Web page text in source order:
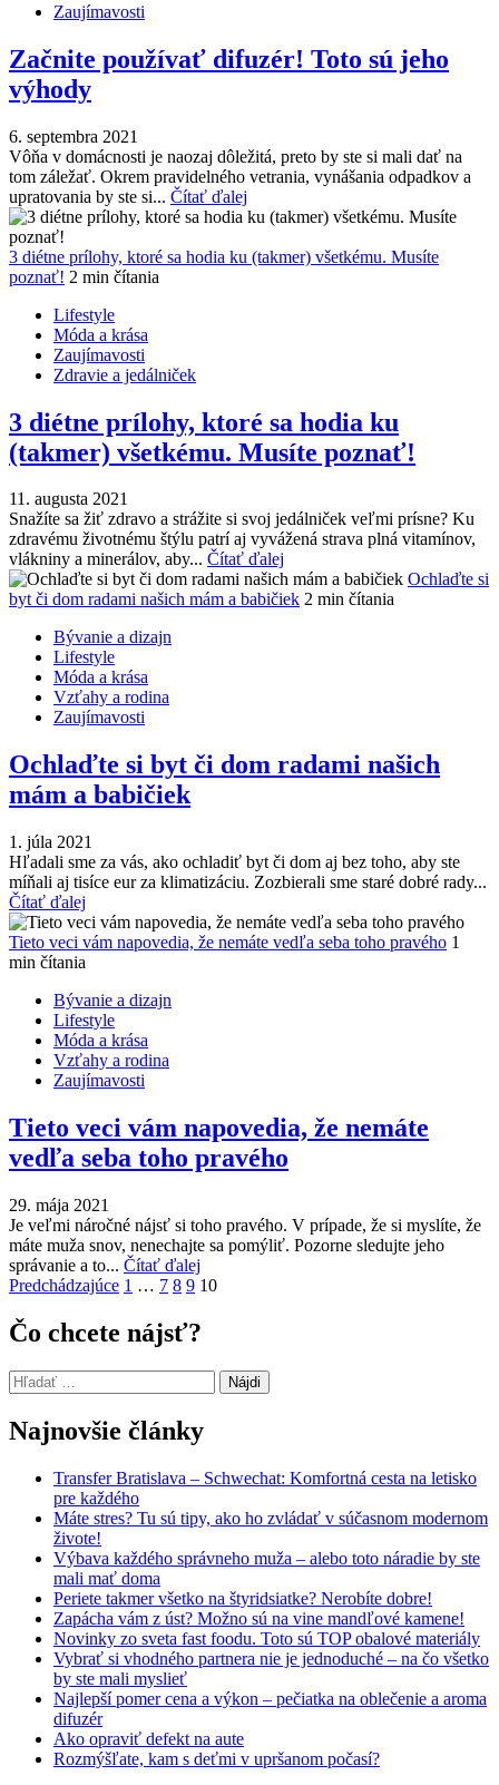
Zaujímavosti
Začnite používať difuzér! Toto sú jeho
výhody
6. septembra 2021
Vôňa v domácnosti je naozaj dôležitá, preto by ste si mali dať na
tom záležať. Okrem pravidelného vetrania, vynášania odpadkov a
upratovania by ste si... Čítať ďalej
3 diétne prílohy, ktoré sa hodia ku (takmer) všetkému. Musíte
poznať! 2 min čítania
Lifestyle
Móda a krása
Zaujímavosti
Zdravie a jedálniček
3 diétne prílohy, ktoré sa hodia ku
(takmer) všetkému. Musíte poznať!
11. augusta 2021
Snažíte sa žiť zdravo a strážite si svoj jedálniček veľmi prísne? Ku
zdravému životnému štýlu patrí aj vyvážená strava plná vitamínov,
vlákniny a minerálov, aby... Čítať ďalej
Ochlaďte si
byt či dom radami našich mám a babičiek 2 min čítania
Bývanie a dizajn
Lifestyle
Móda a krása
Vzťahy a rodina
Zaujímavosti
Ochlaďte si byt či dom radami našich
mám a babičiek
1. júla 2021
Hľadali sme za vás, ako ochladiť byt či dom aj bez toho, aby ste
míňali aj tisíce eur za klimatizáciu. Zozbierali sme staré dobré rady...
Čítať ďalej
Tieto veci vám napovedia, že nemáte vedľa seba toho pravého 1
min čítania
Bývanie a dizajn
Lifestyle
Móda a krása
Vzťahy a rodina
Zaujímavosti
Tieto veci vám napovedia, že nemáte
vedľa seba toho pravého
29. mája 2021
Je veľmi náročné nájsť si toho pravého. V prípade, že si myslíte, že
máte muža snov, nenechajte sa pomýliť. Pozorne sledujte jeho
správanie a to... Čítať ďalej
Navigácia
v
článkoch
Predchádzajúce 1 … 7 8 9 10
Čo chcete nájsť?
Hľadať:
Najnovšie články
Transfer Bratislava – Schwechat: Komfortná cesta na letisko
pre každého
Máte stres? Tu sú tipy, ako ho zvládať v súčasnom modernom
živote!
Výbava každého správneho muža – alebo toto náradie by ste
mali mať doma
Periete takmer všetko na štyridsiatke? Nerobíte dobre!
Zapácha vám z úst? Možno sú na vine mandľové kamene!
Novinky zo sveta fast foodu. Toto sú TOP obalové materiály
Vybrať si vhodného partnera nie je jednoduché – na čo všetko
by ste mali myslieť
Najlepší pomer cena a výkon – pečiatka na oblečenie a aroma
difuzér
Ako opraviť defekt na aute
Rozmýšľate, kam s deťmi v upršanom počasí?